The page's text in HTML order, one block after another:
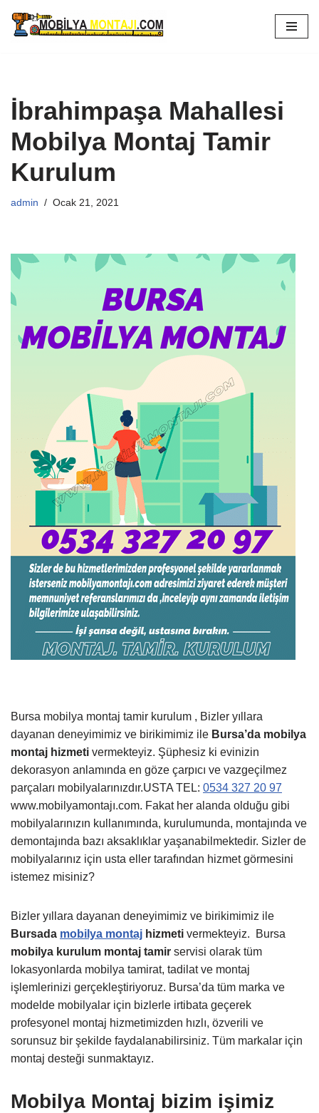
İçeriğe
İbrahimpaşa Mahallesi
Mobilya Montaj Tamir
Kurulum
admin Ocak 21, 2021
Bursa mobilya montaj tamir kurulum , Bizler yıllara
dayanan deneyimimiz ve birikimimiz ile Bursa’da mobilya
montaj hizmeti vermekteyiz. Şüphesiz ki evinizin
dekorasyon anlamında en göze çarpıcı ve vazgeçilmez
parçaları mobilyalarınızdır.USTA TEL: 0534 327 20 97
www.mobilyamontajı.com. Fakat her alanda olduğu gibi
mobilyalarınızın kullanımında, kurulumunda, montajında ve
demontajında bazı aksaklıklar yaşanabilmektedir. Sizler de
mobilyalarınız için usta eller tarafından hizmet görmesini
istemez misiniz?
Bizler yıllara dayanan deneyimimiz ve birikimimiz ile
Bursada mobilya montaj hizmeti vermekteyiz.
Bursa
mobilya kurulum montaj tamir servisi olarak tüm
lokasyonlarda mobilya tamirat, tadilat ve montaj
işlemlerinizi gerçekleştiriyoruz. Bursa’da tüm marka ve
modelde mobilyalar için bizlerle irtibata geçerek
profesyonel montaj hizmetimizden hızlı, özverili ve
sorunsuz bir şekilde faydalanabilirsiniz. Tüm markalar için
montaj desteği sunmaktayız.
Mobilya Montaj bizim işimiz